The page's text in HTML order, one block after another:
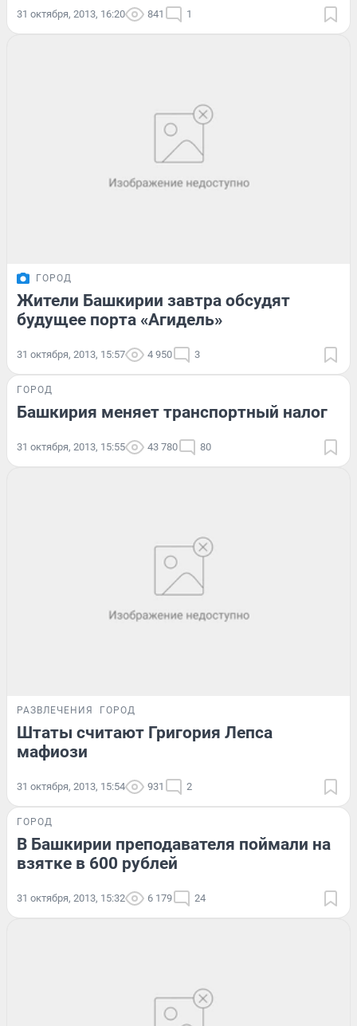
31 октября, 2013, 16:20 841 1
ГОРОД
Жители Башкирии завтра обсудят
будущее порта «Агидель»
31 октября, 2013, 15:57 4 950 3
ГОРОД
Башкирия меняет транспортный налог
31 октября, 2013, 15:55 43 780 80
РАЗВЛЕЧЕНИЯ ГОРОД
Штаты считают Григория Лепса
мафиози
31 октября, 2013, 15:54 931 2
ГОРОД
В Башкирии преподавателя поймали на
взятке в 600 рублей
31 октября, 2013, 15:32 6 179 24